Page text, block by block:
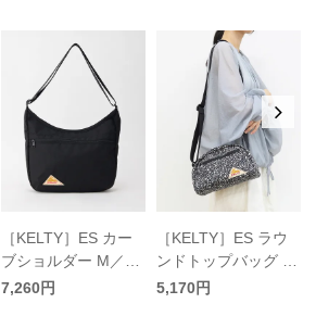
［KELTY］ES カー
ブショルダー M／ケ
ルティ
7,260円
［KELTY］ES ラウ
ンドトップバッグ S
／ケルティ
5,170円